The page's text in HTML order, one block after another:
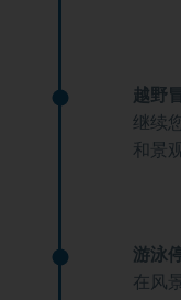
越野
继续
和景
游泳
在风